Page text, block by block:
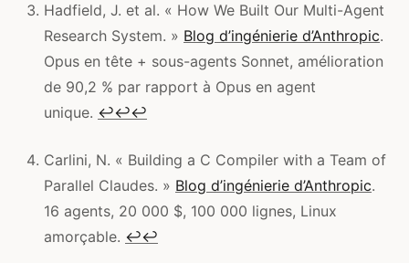
Hadfield, J. et al. « How We Built Our Multi-Agent
Research System. » Blog d’ingénierie d’Anthropic.
Opus en tête + sous-agents Sonnet, amélioration
de 90,2 % par rapport à Opus en agent
unique. ↩↩↩
Carlini, N. « Building a C Compiler with a Team of
Parallel Claudes. » Blog d’ingénierie d’Anthropic.
16 agents, 20 000 $, 100 000 lignes, Linux
amorçable. ↩↩